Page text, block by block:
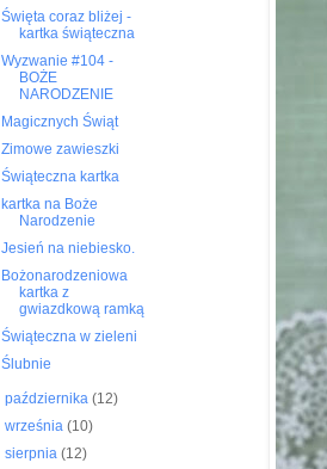
Święta coraz bliżej -
kartka świąteczna
Wyzwanie #104 -
BOŻE
NARODZENIE
Magicznych Świąt
Zimowe zawieszki
Świąteczna kartka
kartka na Boże
Narodzenie
Jesień na niebiesko.
Bożonarodzeniowa
kartka z
gwiazdkową ramką
Świąteczna w zieleni
Ślubnie
października (12)
września (10)
sierpnia (12)